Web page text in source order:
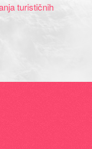
turističnih